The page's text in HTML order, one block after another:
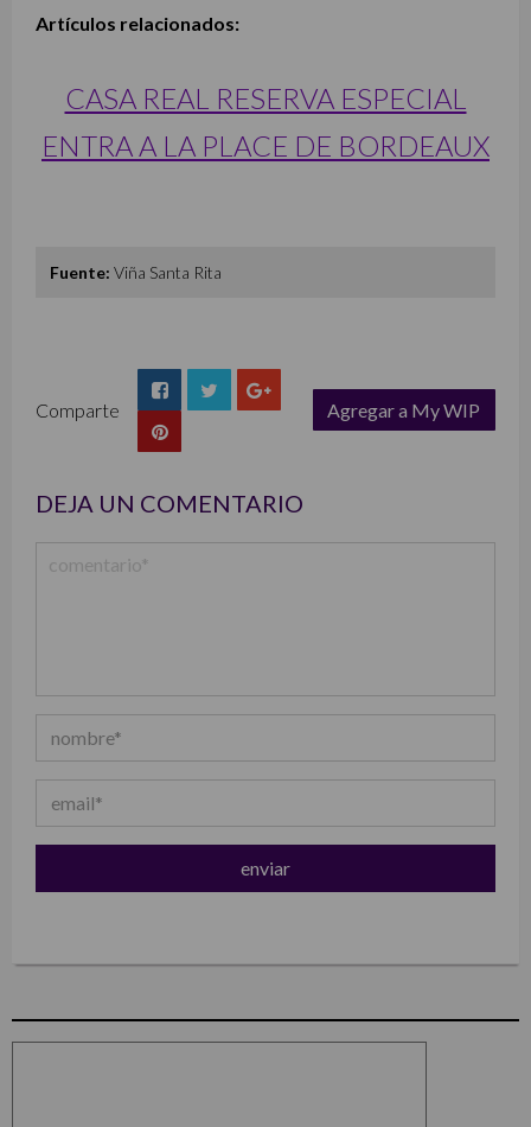
Artículos relacionados:
CASA REAL RESERVA ESPECIAL
ENTRA A LA PLACE DE BORDEAUX
Fuente: Viña Santa Rita
Comparte
Agregar a My WIP
DEJA UN COMENTARIO